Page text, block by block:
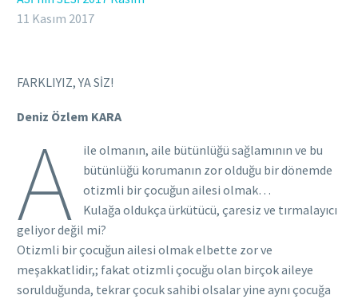
11 Kasım 2017
FARKLIYIZ, YA SİZ!
Deniz Özlem KARA
A
ile olmanın, aile bütünlüğü sağlamının ve bu
bütünlüğü korumanın zor olduğu bir dönemde
otizmli bir çocuğun ailesi olmak…
Kulağa oldukça ürkütücü, çaresiz ve tırmalayıcı
geliyor değil mi?
Otizmli bir çocuğun ailesi olmak elbette zor ve
meşakkatlidir,; fakat otizmli çocuğu olan birçok aileye
sorulduğunda, tekrar çocuk sahibi olsalar yine aynı çocuğa